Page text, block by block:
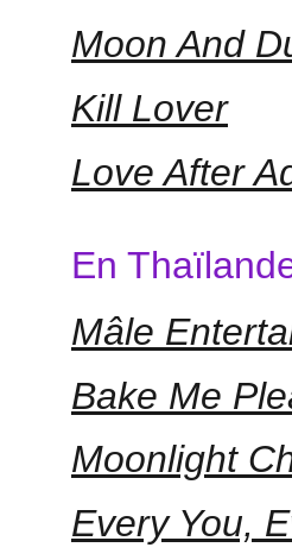
En
Mâle
Moonlight
Bake Me
Every You,
Moon And
Kill Lover
Love After